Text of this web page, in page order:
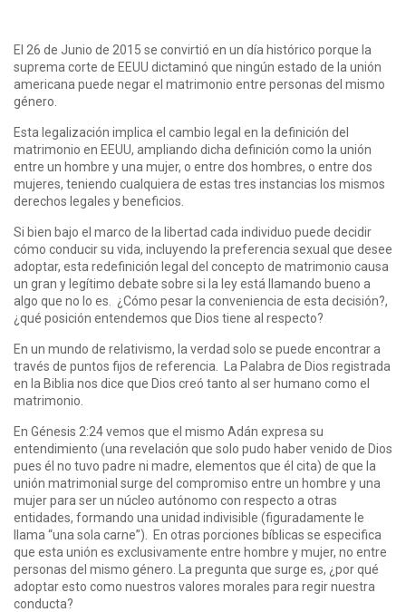
El 26 de Junio de 2015 se convirtió en un día histórico porque la
suprema corte de EEUU dictaminó que ningún estado de la unión
americana puede negar el matrimonio entre personas del mismo
género.
Esta legalización implica el cambio legal en la definición del
matrimonio en EEUU, ampliando dicha definición como la unión
entre un hombre y una mujer, o entre dos hombres, o entre dos
mujeres, teniendo cualquiera de estas tres instancias los mismos
derechos legales y beneficios.
Si bien bajo el marco de la libertad cada individuo puede decidir
cómo conducir su vida, incluyendo la preferencia sexual que desee
adoptar, esta redefinición legal del concepto de matrimonio causa
un gran y legítimo debate sobre si la ley está llamando bueno a
algo que no lo es. ¿Cómo pesar la conveniencia de esta decisión?,
¿qué posición entendemos que Dios tiene al respecto?
En un mundo de relativismo, la verdad solo se puede encontrar a
través de puntos fijos de referencia. La Palabra de Dios registrada
en la Biblia nos dice que Dios creó tanto al ser humano como el
matrimonio.
En Génesis 2:24 vemos que el mismo Adán expresa su
entendimiento (una revelación que solo pudo haber venido de Dios
pues él no tuvo padre ni madre, elementos que él cita) de que la
unión matrimonial surge del compromiso entre un hombre y una
mujer para ser un núcleo autónomo con respecto a otras
entidades, formando una unidad indivisible (figuradamente le
llama “una sola carne”). En otras porciones bíblicas se especifica
que esta unión es exclusivamente entre hombre y mujer, no entre
personas del mismo género. La pregunta que surge es, ¿por qué
adoptar esto como nuestros valores morales para regir nuestra
conducta?